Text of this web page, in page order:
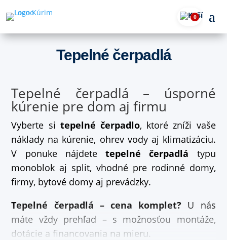
0
Tepelné čerpadlá
Tepelné čerpadlá – úsporné
kúrenie pre dom aj firmu
Vyberte si tepelné čerpadlo, ktoré zníži vaše
náklady na kúrenie, ohrev vody aj klimatizáciu.
V ponuke nájdetetepelné čerpadlá typu
monoblok aj split, vhodné pre rodinné domy,
firmy, bytové domy aj prevádzky.
Tepelné čerpadlá – cena komplet? U nás
máte vždy prehľad – s možnosťou montáže,
dotácie a financovania na mieru.